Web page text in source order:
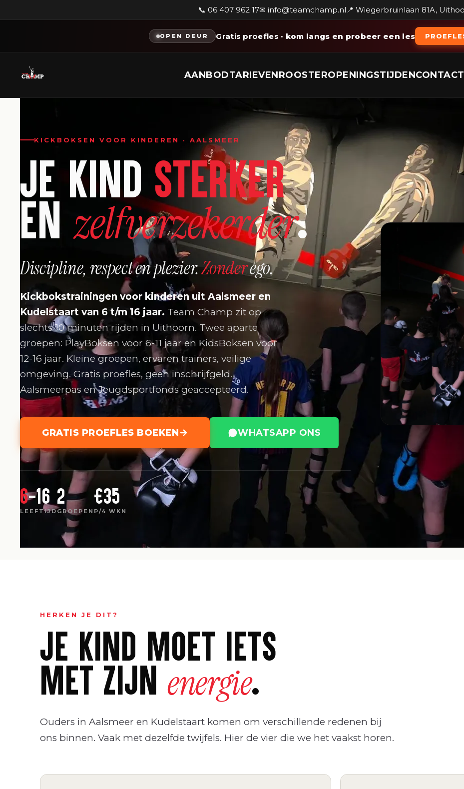
📞 06 407 962 17✉ info@teamchamp.nl📍 Wiegerbruinlaan 81A,
OPEN DEUR Gratis proefles · kom langs en probeer een les
AANBODTARIEVENROOSTEROPENINGSTIJDENCONTACT
KICKBOKSEN VOOR KINDEREN · AALSMEER
JE KIND STERKER
EN zelfverzekerder.
Discipline, respect en plezier.Zonderego.
Kickbokstrainingen voor kinderen uit Aalsmeer en
Kudelstaart van 6 t/m 16 jaar. Team Champ zit op
slechts 10 minuten rijden in Uithoorn. Twee aparte
groepen: PlayBoksen voor 6-11 jaar en KidsBoksen voor
12-16 jaar. Kleine groepen, ervaren trainers, veilige
omgeving. Gratis proefles, geen inschrijfgeld.
Aalsmeerpas en Jeugdsportfonds geaccepteerd.
GRATIS PROEFLES BOEKEN WHATSAPP ONS
6-16
LEEFTIJD
2
GROEPEN
€35
P/4 WKN
DIRECT
Sterker,
TEAM CHAMP ·
HERKEN JE DIT?
JE KIND MOET IETS
MET ZIJN energie.
Ouders in Aalsmeer en Kudelstaart komen om verschillende redenen bij
ons binnen. Vaak met dezelfde twijfels. Hier de vier die we het vaakst horen.